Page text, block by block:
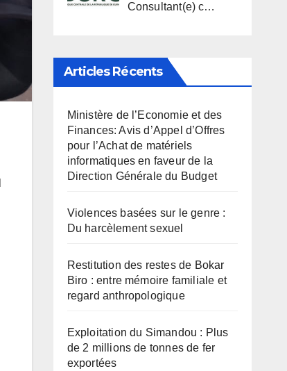
Consultant(e) c…
Articles Récents
Ministère de l’Economie et des
Finances: Avis d’Appel d’Offres
pour l’Achat de matériels
informatiques en faveur de la
Direction Générale du Budget
Violences basées sur le genre :
Du harcèlement sexuel
Restitution des restes de Bokar
Biro : entre mémoire familiale et
regard anthropologique
Exploitation du Simandou : Plus
de 2 millions de tonnes de fer
exportées